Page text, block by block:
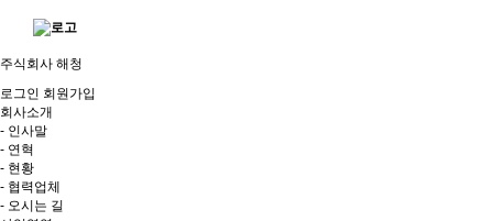
주식회사 해청
로그인 회원가입
회사소개
- 인사말
- 연혁
- 현황
- 협력업체
- 오시는 길